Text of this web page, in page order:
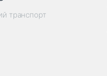
транспорт